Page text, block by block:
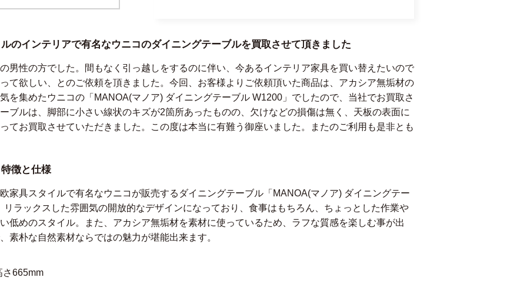
のインテリアで有名なウニコのダイニングテーブルを買取させて頂きました
男性の方でした。間もなく引っ越しをするのに伴い、今あるインテリア家具を買い替えたいので
て欲しい、とのご依頼を頂きました。今回、お客様よりご依頼頂いた商品は、アカシア無垢材の
を集めたウニコの「MANOA(マノア) ダイニングテーブル W1200」でしたので、当社でお買取さ
ブルは、脚部に小さい線状のキズが2箇所あったものの、欠けなどの損傷は無く、天板の表面に
てお買取させていただきました。この度は本当に有難う御座いました。またのご利用も是非とも
徴と仕様
家具スタイルで有名なウニコが販売するダイニングテーブル「MANOA(マノア) ダイニングテー
ラックスした雰囲気の開放的なデザインになっており、食事はもちろん、ちょっとした作業や
低めのスタイル。また、アカシア無垢材を素材に使っているため、ラフな質感を楽しむ事が出
素朴な自然素材ならではの魅力が堪能出来ます。
さ665mm